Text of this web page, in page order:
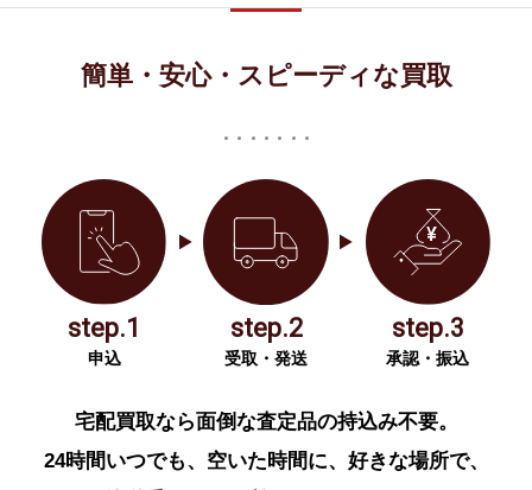
簡単・安心・スピーディな買取
step.1
申込
step.2
受取・発送
step.3
承認・振込
宅配買取なら面倒な査定品の持込み不要。
24時間いつでも、空いた時間に、好きな場所で、